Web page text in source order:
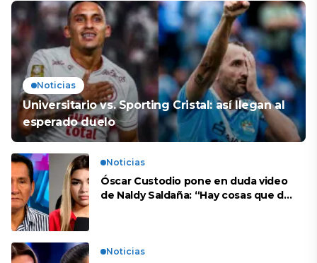
Noticias
Universitario vs. Sporting Cristal: así llegan al
esperado duelo
Noticias
Óscar Custodio pone en duda video
de Naldy Saldaña: “Hay cosas que de
Noticias